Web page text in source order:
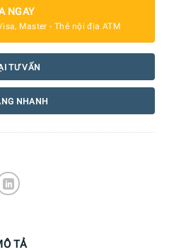
NGAY
Master - Thẻ nội địa ATM
TƯ VẤN
NHANH
TẢ